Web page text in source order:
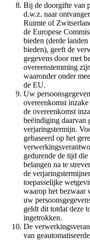
Bij de doorgifte van
d.w.z. naar
Ruimte of
de Europese
bieden (derde
bieden), geeft de
gegevens door met
overeenstemming
waaronder onder
de EU.
Uw
overeenkomst
de overeenkomst
beëindiging daarvan
verjaringstermijn.
gebaseerd op het
gedurende de tijd
belangen na te
de
toepasselijke
waarop het bezwaar
uw
geldt dit totdat deze
ingetrokken.
De
van